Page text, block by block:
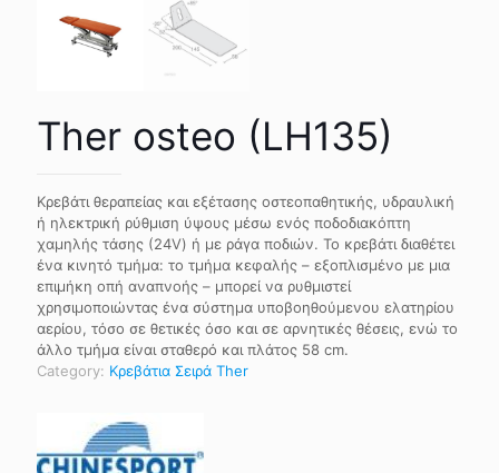
Ther osteo (LH135)
Κρεβάτι θεραπείας και εξέτασης οστεοπαθητικής, υδραυλική
ή ηλεκτρική ρύθμιση ύψους μέσω ενός ποδοδιακόπτη
χαμηλής τάσης (24V) ή με ράγα ποδιών. Το κρεβάτι διαθέτει
ένα κινητό τμήμα: το τμήμα κεφαλής – εξοπλισμένο με μια
επιμήκη οπή αναπνοής – μπορεί να ρυθμιστεί
χρησιμοποιώντας ένα σύστημα υποβοηθούμενου ελατηρίου
αερίου, τόσο σε θετικές όσο και σε αρνητικές θέσεις, ενώ το
άλλο τμήμα είναι σταθερό και πλάτος 58 cm.
Category: Κρεβάτια Σειρά Ther